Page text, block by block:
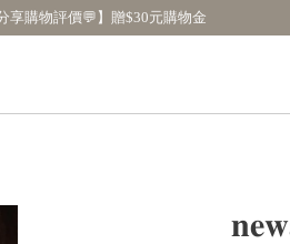
分享購物評價💬】贈$30元購物金